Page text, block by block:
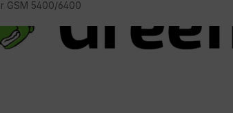
GSM 5400/6400